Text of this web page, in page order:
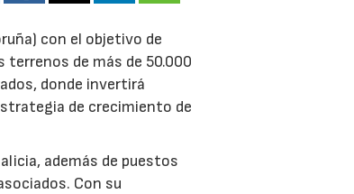
con el objetivo de
terrenos de más de 50.000
donde invertirá
de crecimiento de
además de puestos
Con su